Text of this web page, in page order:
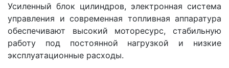
Усиленный блок цилиндров, электронная система
управления и современная топливная аппаратура
обеспечивают высокий моторесурс, стабильную
работу под постоянной нагрузкой и низкие
эксплуатационные расходы.